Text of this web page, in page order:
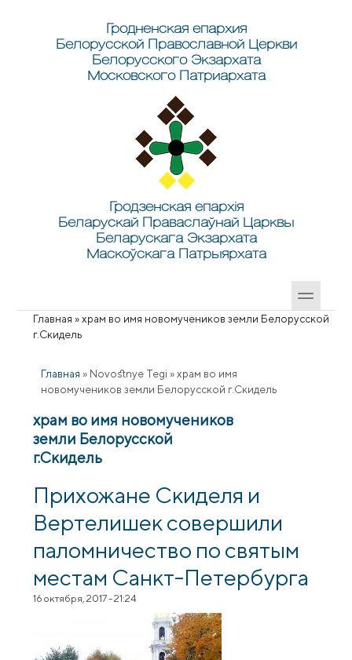
Гродненская епархия
Белорусской Православной Церкви
Белорусского Экзархата
Московского Патриархата
Гродзенская епархія
Беларускай Праваслаўнай Царквы
Беларускага Экзархата
Маскоўскага Патрыярхата
Вы здесь
Главная »храм во имя новомучеников земли Белорусской
г.Скидель
Главная » Novostnye Tegi » храм во имя
новомучеников земли Белорусской г.Скидель
храм во имя новомучеников
земли Белорусской
г.Скидель
Прихожане Скиделя и
Вертелишек совершили
паломничество по святым
местам Санкт-Петербурга
16 октября, 2017 - 21:24